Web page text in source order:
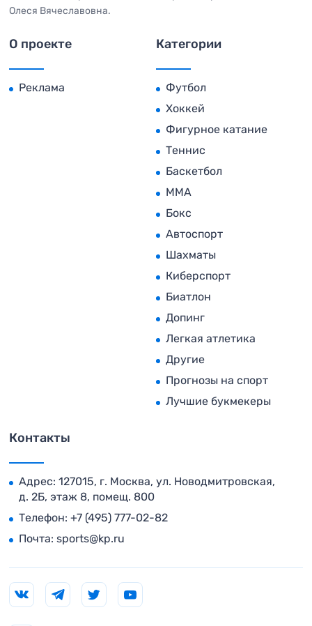
Олеся Вячеславовна.
О проекте
Реклама
Категории
Футбол
Хоккей
Фигурное катание
Теннис
Баскетбол
MMA
Бокс
Автоспорт
Шахматы
Киберспорт
Биатлон
Допинг
Легкая атлетика
Другие
Прогнозы на спорт
Лучшие букмекеры
Контакты
Адрес: 127015, г. Москва, ул. Новодмитровская,
д. 2Б, этаж 8, помещ. 800
Телефон: +7 (495) 777-02-82
Почта: sports@kp.ru